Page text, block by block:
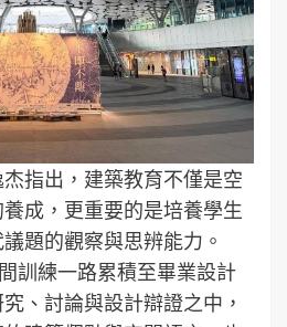
指出，建築教育不僅是空
成，更重要的是培養學生
題的觀察與思辨能力。
訓練一路累積至畢業設計
、討論與設計辯證之中，